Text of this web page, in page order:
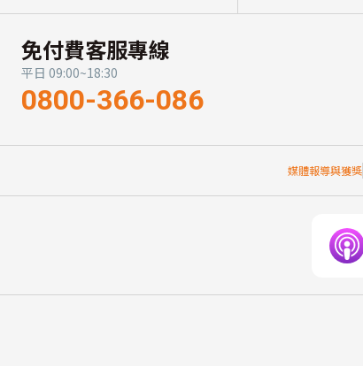
免付費客服專線
平日 09:00~18:30
0800-366-086
媒體報導與獲獎